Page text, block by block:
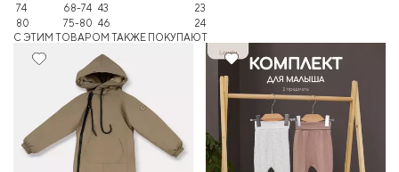
74
68-74 43
23
80
75-80 46
24
C ЭТИМ ТОВАРОМ ТАКЖЕ ПОКУПАЮТ